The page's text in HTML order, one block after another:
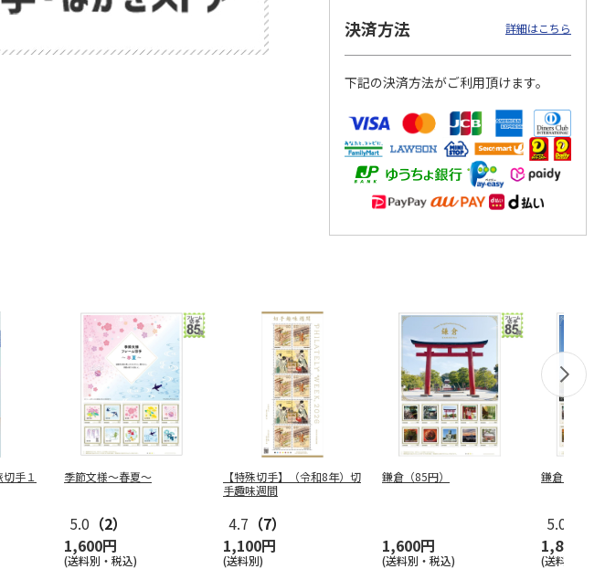
決済方法 詳細はこちら
下記の決済方法がご利用頂けます。
手１
季節文様～春夏～
5.0 （2）
1,600円
(送料別・税込)
【特殊切手】（令和8年）切
手趣味週間
4.7 （7）
1,100円
(送料別)
鎌倉（85円）
1,600円
(送料別・税込)
鎌倉（110
5.0
1,800円
(送料別・税